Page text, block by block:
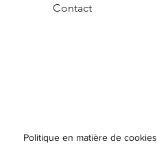
Contact
Politique en matière de cookies